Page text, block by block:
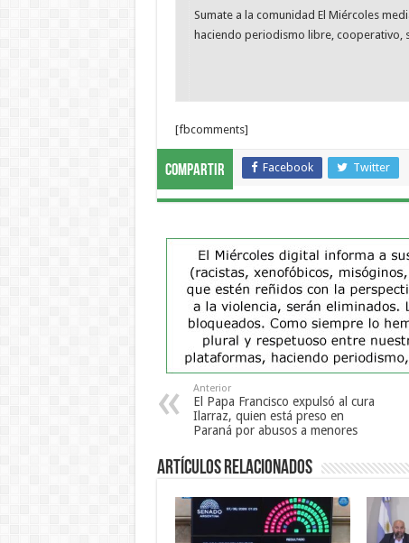
Sumate a la comunidad El Miércoles
haciendo periodismo libre, cooperativo,
[fbcomments]
Compartir Facebook Twitter
Anterior
El Papa Francisco expulsó al cura
Ilarraz, quien está preso en
Paraná por abusos a menores
Artículos Relacionados